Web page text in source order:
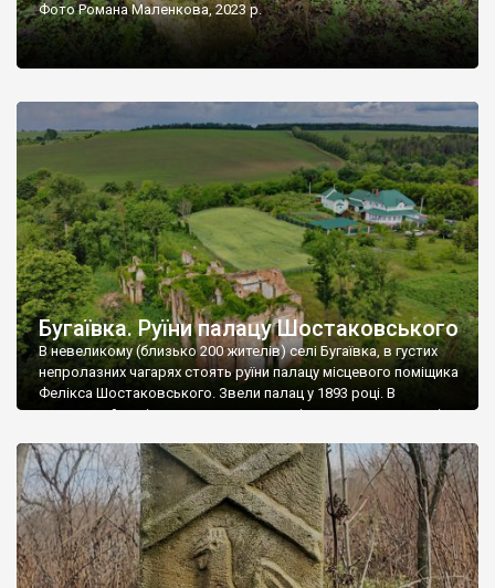
Фото Романа Маленкова, 2023 р.
Бугаївка. Руїни палацу Шостаковського
В невеликому (близько 200 жителів) селі Бугаївка, в густих
непролазних чагарях стоять руїни палацу місцевого поміщика
Фелікса Шостаковського. Звели палац у 1893 році. В
радянський період у ньому спочатку містилася школа, потім
століття тут розмістили туберкульозну лікарню. Коли із
палацу виїхала лікарня – ми точно не […]